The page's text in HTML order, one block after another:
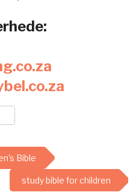
Bible
study bible for children